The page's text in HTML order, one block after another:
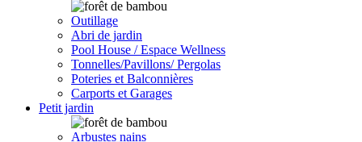
Outillage
Abri de jardin
Pool House / Espace Wellness
Tonnelles/Pavillons/ Pergolas
Poteries et Balconnières
Carports et Garages
Petit jardin
Arbustes nains